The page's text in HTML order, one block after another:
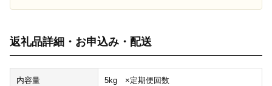
返礼品詳細・お申込み・配送
内容量 5kg ×定期便回数